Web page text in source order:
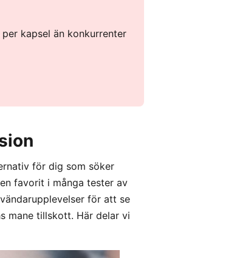
kapsel än konkurrenter
för dig som söker
favorit i många tester av
för att se
mane tillskott. Här delar vi